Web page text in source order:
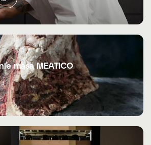
mäsa MEATICO